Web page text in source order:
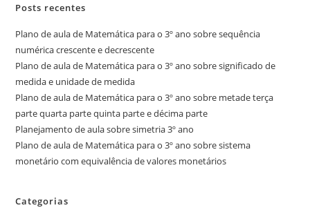
Posts recentes
Plano de aula de Matemática para o 3º ano sobre sequência
numérica crescente e decrescente
Plano de aula de Matemática para o 3º ano sobre significado de
medida e unidade de medida
Plano de aula de Matemática para o 3º ano sobre metade terça
parte quarta parte quinta parte e décima parte
Planejamento de aula sobre simetria 3º ano
Plano de aula de Matemática para o 3º ano sobre sistema
monetário com equivalência de valores monetários
Categorias